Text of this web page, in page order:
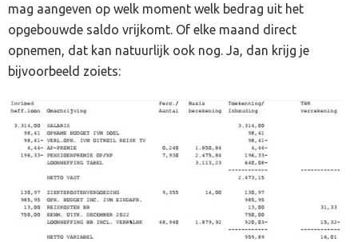
mag aangeven op welk moment welk bedrag uit het
opgebouwde saldo vrijkomt. Of elke maand direct
opnemen, dat kan natuurlijk ook nog. Ja, dan krijg je
bijvoorbeeld zoiets: